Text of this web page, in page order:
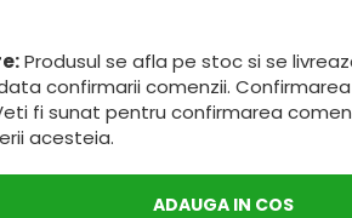
Produsul se afla pe stoc si se
confirmarii comenzii.
Veti fi sunat pentru confirmarea
acesteia.
ADAUGA IN COS